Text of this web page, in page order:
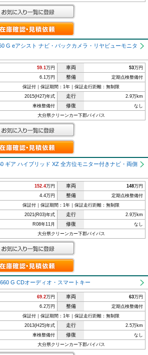
G eアシスト ナビ・バックカメラ・リヤビューモニタ
59.1万円 車両 53万円
6.1万円 整備 定期点検整備付
保証付｜保証期間：1年｜保証走行距離：無制限
2015(H27)年式 走行 2.9万km
車検整備付 修復 なし
大分県クリーンカー下郡バイパス
ギア ハイブリッド XZ 全方位モニター付きナビ・両側
152.4万円 車両 148万円
4.4万円 整備 定期点検整備付
保証付｜保証期間：1年｜保証走行距離：無制限
2021(R03)年式 走行 2.9万km
R08年11月 修復 なし
大分県クリーンカー下郡バイパス
G CDオーディオ・スマートキー
69.2万円 車両 63万円
6.2万円 整備 定期点検整備付
保証付｜保証期間：1年｜保証走行距離：無制限
2013(H25)年式 走行 2.5万km
車検整備付 修復 なし
大分県クリーンカー下郡バイパス